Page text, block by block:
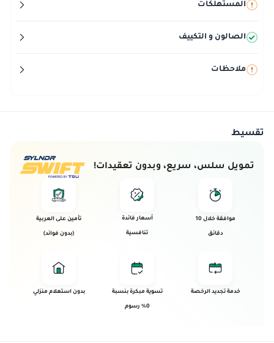
المستهلكات
الصالون و التكييف
ملاحظات
تقسيط
تمويل سلس، سريع، وبدون تعقيدات!
موافقة خلال 10
دقائق
أسعار فائدة
تنافسية
تأمين على العربية
(بدون فوائد)
خدمة تجديد الرخصة تسوية مبكرة بنسبة
0% رسوم
بدون استعلام منزلي